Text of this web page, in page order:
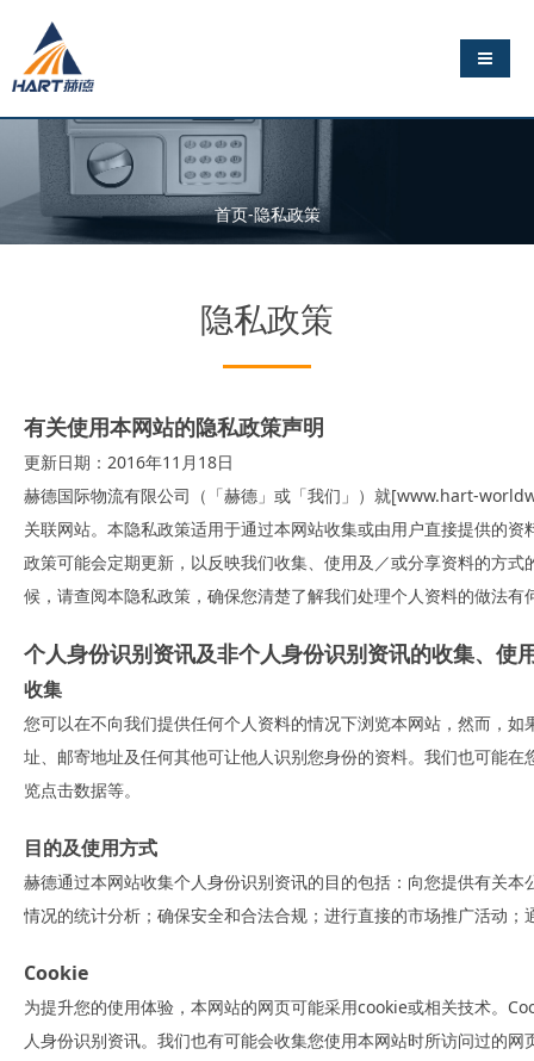
导航切
首页-隐私政策
隐私政策
有关使用本网站的隐私政策声明
更新日期：2016年11月18日
赫德国际物流有限公司（「赫德」或「我们」）就[www.hart-
关联网站。本隐私政策适用于通过本网站收集或由用户直接提供的
政策可能会定期更新，以反映我们收集、使用及／或分享资料的方
候，请查阅本隐私政策，确保您清楚了解我们处理个人资料的做法
个人身份识别资讯及非个人身份识别资讯的收集、使
收集
您可以在不向我们提供任何个人资料的情况下浏览本网站，然而，
址、邮寄地址及任何其他可让他人识别您身份的资料。我们也可能
览点击数据等。
目的及使用方式
赫德通过本网站收集个人身份识别资讯的目的包括：向您提供有关
情况的统计分析；确保安全和合法合规；进行直接的市场推广活动
Cookie
为提升您的使用体验，本网站的网页可能采用cookie或相关技术。
人身份识别资讯。我们也有可能会收集您使用本网站时所访问过的